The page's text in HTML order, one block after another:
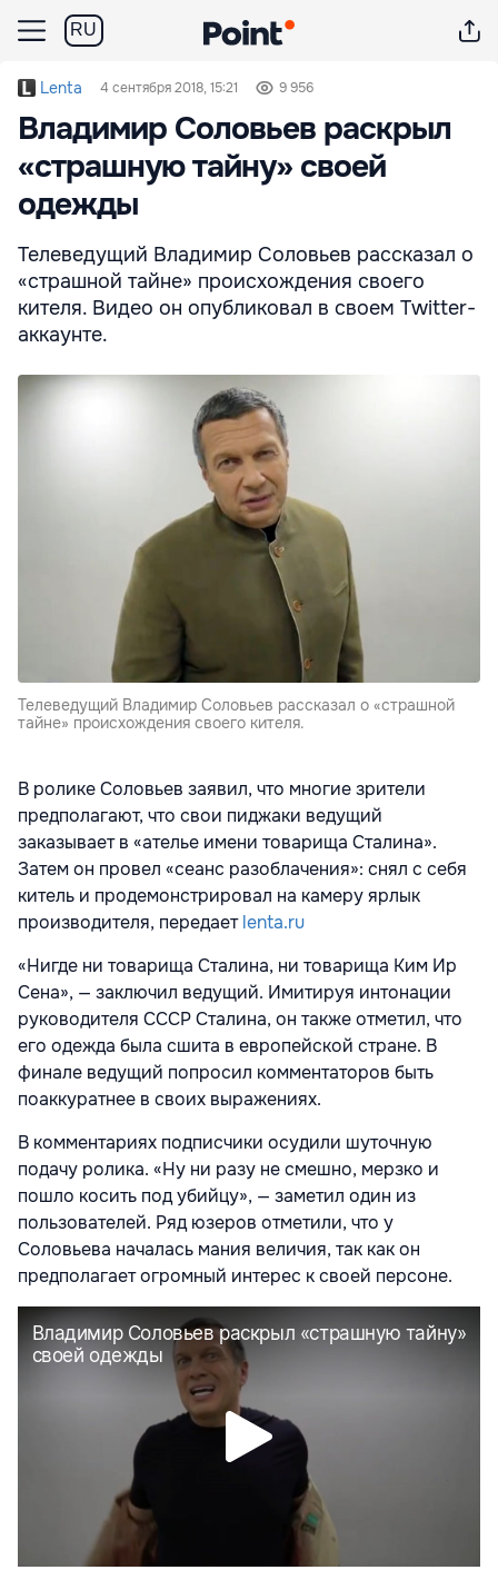
RU
Lenta 4 сентября 2018, 15:21 9 956
Владимир Соловьев раскрыл
«страшную тайну» своей
одежды
Телеведущий Владимир Соловьев рассказал о
«страшной тайне» происхождения своего
кителя. Видео он опубликовал в своем Twitter-
аккаунте.
Телеведущий Владимир Соловьев рассказал о «страшной
тайне» происхождения своего кителя.
В ролике Соловьев заявил, что многие зрители
предполагают, что свои пиджаки ведущий
заказывает в «ателье имени товарища Сталина».
Затем он провел «сеанс разоблачения»: снял с себя
китель и продемонстрировал на камеру ярлык
производителя, передаетlenta.ru
«Нигде ни товарища Сталина, ни товарища Ким Ир
Сена», — заключил ведущий. Имитируя интонации
руководителя СССР Сталина, он также отметил, что
его одежда была сшита в европейской стране. В
финале ведущий попросил комментаторов быть
поаккуратнее в своих выражениях.
В комментариях подписчики осудили шуточную
подачу ролика. «Ну ни разу не смешно, мерзко и
пошло косить под убийцу», — заметил один из
пользователей. Ряд юзеров отметили, что у
Соловьева началась мания величия, так как он
предполагает огромный интерес к своей персоне.